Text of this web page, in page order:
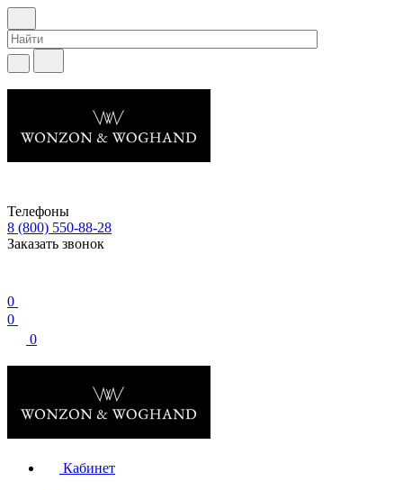
Телефоны
8 (800) 550-88-28
Заказать звонок
0
0
0
Кабинет